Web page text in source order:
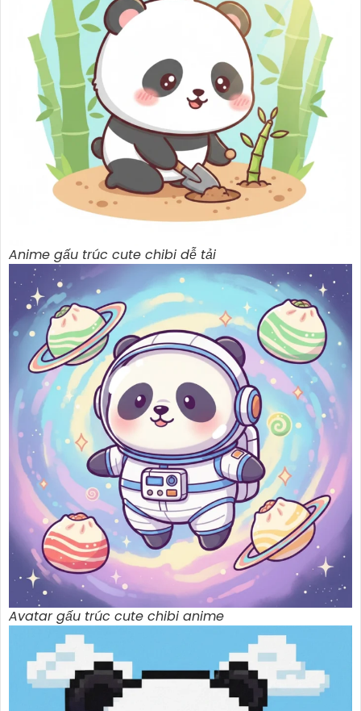
Anime gấu trúc cute chibi dễ tải
Avatar gấu trúc cute chibi anime